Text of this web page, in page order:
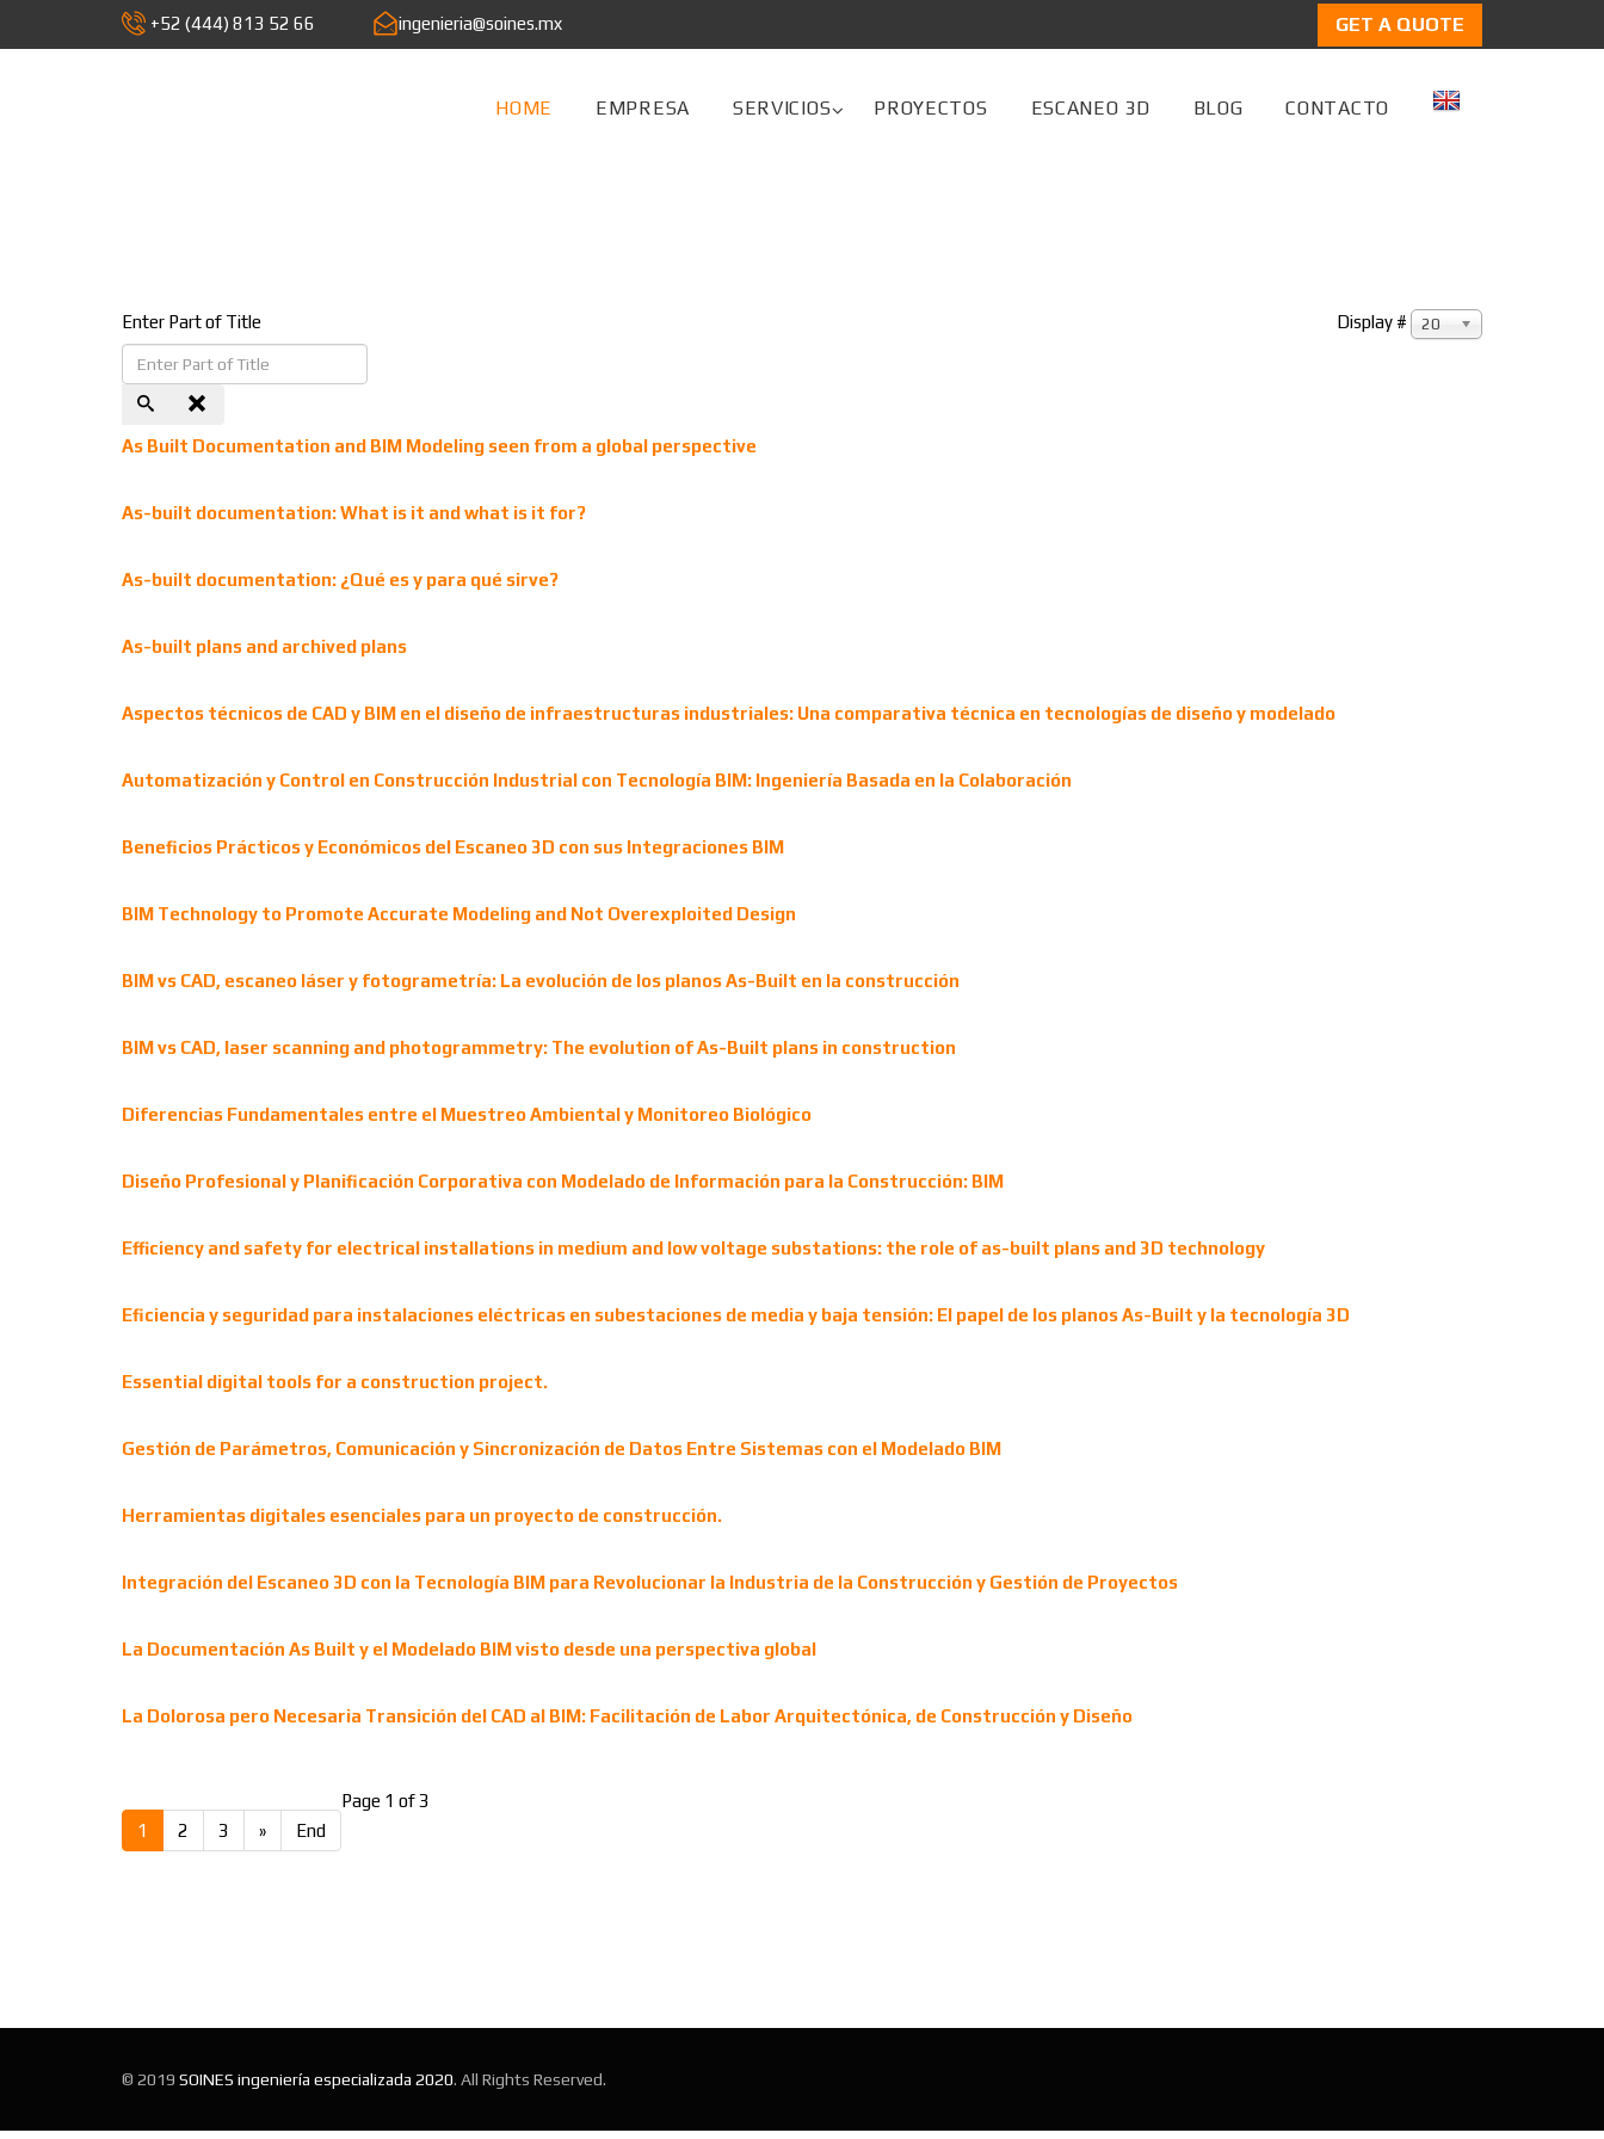
+52 (444) 813 52 66 ingenieria@soines.mx GET A QUOTE
HOME EMPRESA SERVICIOS PROYECTOS ESCANEO 3D BLOG CONTACTO
Enter Part of Title Display # 20
As Built Documentation and BIM Modeling seen from a global perspective
As-built documentation: What is it and what is it for?
As-built documentation: ¿Qué es y para qué sirve?
As-built plans and archived plans
Aspectos técnicos de CAD y BIM en el diseño de infraestructuras industriales: Una comparativa técnica en tecnologías de diseño y modelado
Automatización y Control en Construcción Industrial con Tecnología BIM: Ingeniería Basada en la Colaboración
Beneficios Prácticos y Económicos del Escaneo 3D con sus Integraciones BIM
BIM Technology to Promote Accurate Modeling and Not Overexploited Design
BIM vs CAD, escaneo láser y fotogrametría: La evolución de los planos As-Built en la construcción
BIM vs CAD, laser scanning and photogrammetry: The evolution of As-Built plans in construction
Diferencias Fundamentales entre el Muestreo Ambiental y Monitoreo Biológico
Diseño Profesional y Planificación Corporativa con Modelado de Información para la Construcción: BIM
Efficiency and safety for electrical installations in medium and low voltage substations: the role of as-built plans and 3D technology
Eficiencia y seguridad para instalaciones eléctricas en subestaciones de media y baja tensión: El papel de los planos As-Built y la tecnología 3D
Essential digital tools for a construction project.
Gestión de Parámetros, Comunicación y Sincronización de Datos Entre Sistemas con el Modelado BIM
Herramientas digitales esenciales para un proyecto de construcción.
Integración del Escaneo 3D con la Tecnología BIM para Revolucionar la Industria de la Construcción y Gestión de Proyectos
La Documentación As Built y el Modelado BIM visto desde una perspectiva global
La Dolorosa pero Necesaria Transición del CAD al BIM: Facilitación de Labor Arquitectónica, de Construcción y Diseño
Page 1 of 3
1
2 3 » End
© 2019 SOINES ingeniería especializada 2020. All Rights Reserved.